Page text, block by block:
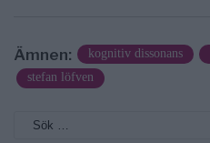
Ämnen: kognitiv dissonans
stefan löfven